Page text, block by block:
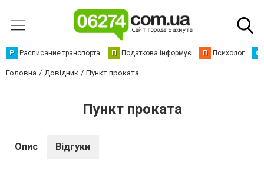
Р Расписание транспорта П Податкова інформує П Психолог С
Головна Довідник Пункт проката
Пункт проката
Опис Відгуки